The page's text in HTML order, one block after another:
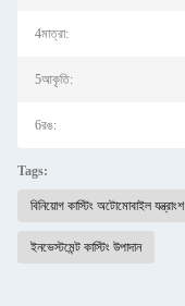
4মাত্রা:
5আকৃতি:
6রঙ:
Tags:
বিনিয়োগ কাস্টিং অটোমোবাইল যন্ত্রাংশ
ইনভেস্টমেন্ট কাস্টিং উপাদান